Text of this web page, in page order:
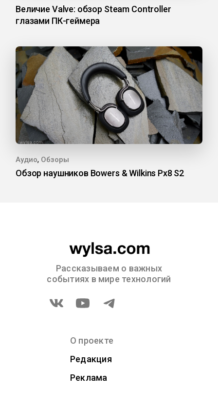
Величие Valve: обзор Steam Controller
глазами ПК-геймера
Аудио, Обзоры
Обзор наушников Bowers & Wilkins Px8 S2
Рассказываем о важных
событиях в мире технологий
О проекте
Редакция
Реклама